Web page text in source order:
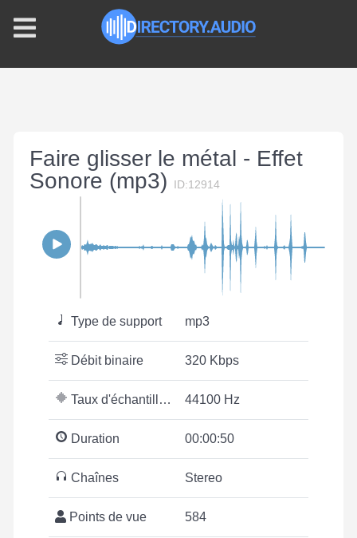
Faire glisser le métal - Effet
Sonore (mp3)
ID:12914
Type de support mp3
Débit binaire 320 Kbps
Taux d'échantillonnage 44100 Hz
Duration 00:00:50
Chaînes Stereo
Points de vue 584